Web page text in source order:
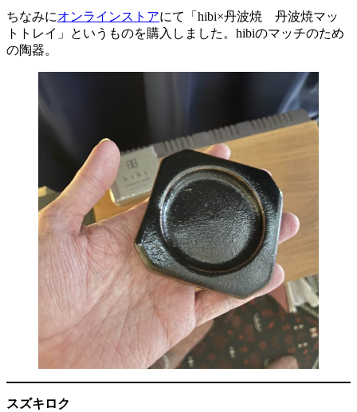
ちなみにオンラインストアにて「hibi×丹波焼 丹波焼マッ
トトレイ」というものを購入しました。hibiのマッチのため
の陶器。
スズキロク